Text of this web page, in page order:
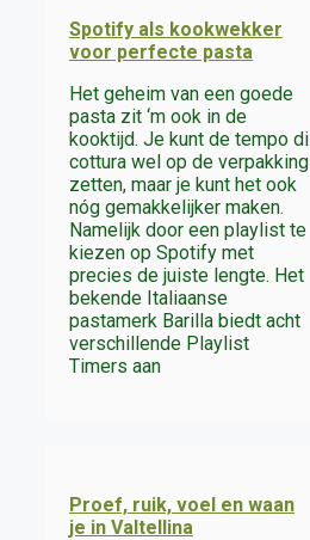
Spotify als kookwekker
voor perfecte pasta
Het geheim van een goede
pasta zit ‘m ook in de
kooktijd. Je kunt de tempo di
cottura wel op de verpakking
zetten, maar je kunt het ook
nóg gemakkelijker maken.
Namelijk door een playlist te
kiezen op Spotify met
precies de juiste lengte. Het
bekende Italiaanse
pastamerk Barilla biedt acht
verschillende Playlist
Timers aan
Proef, ruik, voel en waan
je in Valtellina